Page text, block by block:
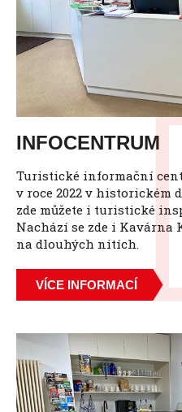
INFOCENTRUM
Turistické informační
v roce 2022 v historickém
zde můžete i turistické
Nachází se zde i Kavárna
na dlouhých nitích.
VÍCE INFORMACÍ